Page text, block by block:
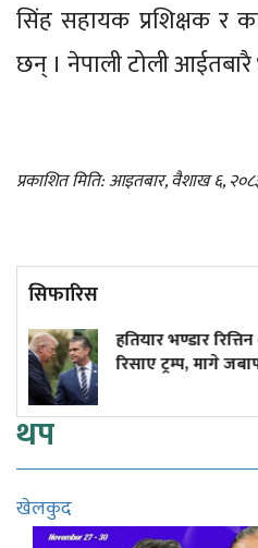
सिंह सहायक प्रशिक्षक र
छन् । नेपाली टोली आईतबारै
प्रकाशित मिति: आइतबार, वैशाख ६,
सिफारिस
भण्डार रित्तिन थालेपछि रक्षामन्त्री
ट्रम्प, मागे जबाफ
थप
खेलकुद